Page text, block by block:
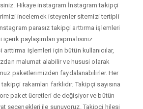
Hikaye instagram İnstagram takipçi
incelemek isteyenler sitemizi tertipli
parasız takipçi arttırma işlemleri
paylaşımları yapmalısınız.
işlemleri için bütün kullanıcılar,
malumat alabilir ve hususi olarak
paketlerimizden faydalanabilirler. Her
rakamları farklıdır. Takipçi sayısına
paket ücretleri de değişiyor ve bütün
seçenekleri ile sunuyoruz. Takipçi hilesi